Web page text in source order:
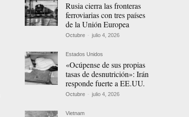
Rusia cierra las fronteras
ferroviarias con tres países
de la Unión Europea
Octubre - julio 4, 2026
Estados Unidos
«Ocúpense de sus propias
tasas de desnutrición»: Irán
responde fuerte a EE.UU.
Octubre - julio 4, 2026
Vietnam